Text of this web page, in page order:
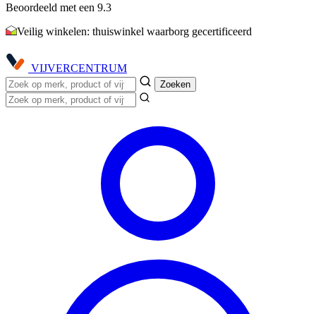
Beoordeeld met een 9.3
Veilig winkelen: thuiswinkel waarborg gecertificeerd
VIJVERCENTRUM
Zoeken